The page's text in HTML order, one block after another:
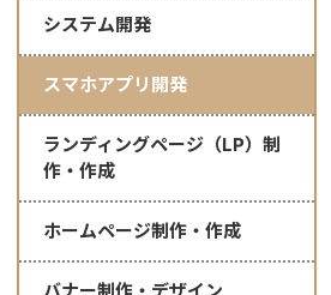
システム開発
スマホアプリ開発
ランディングページ（LP）制
作・作成
ホームページ制作・作成